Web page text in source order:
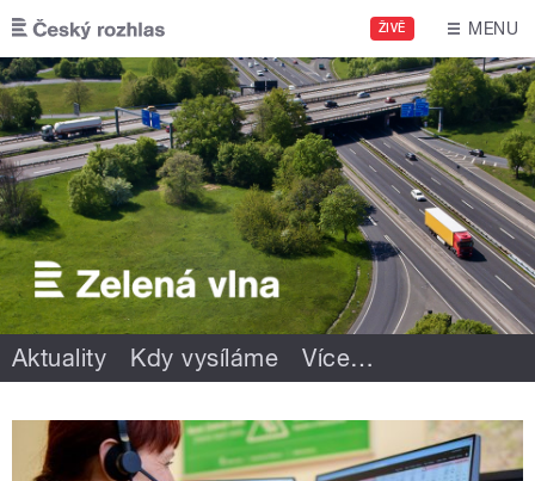
Přejít k hlavnímu obsahu
ŽIVĚ MENU
Aktuality Kdy vysíláme Více…